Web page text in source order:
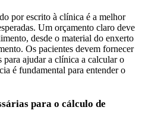
por escrito à clínica é a melhor
Um orçamento claro deve
desde o material do enxerto
Os pacientes devem fornecer
para ajudar a clínica a calcular o
é fundamental para entender o
para o cálculo de